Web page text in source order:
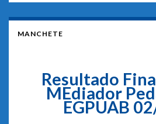
MANCHETE
Resultado
MEdiador
EGPUAB